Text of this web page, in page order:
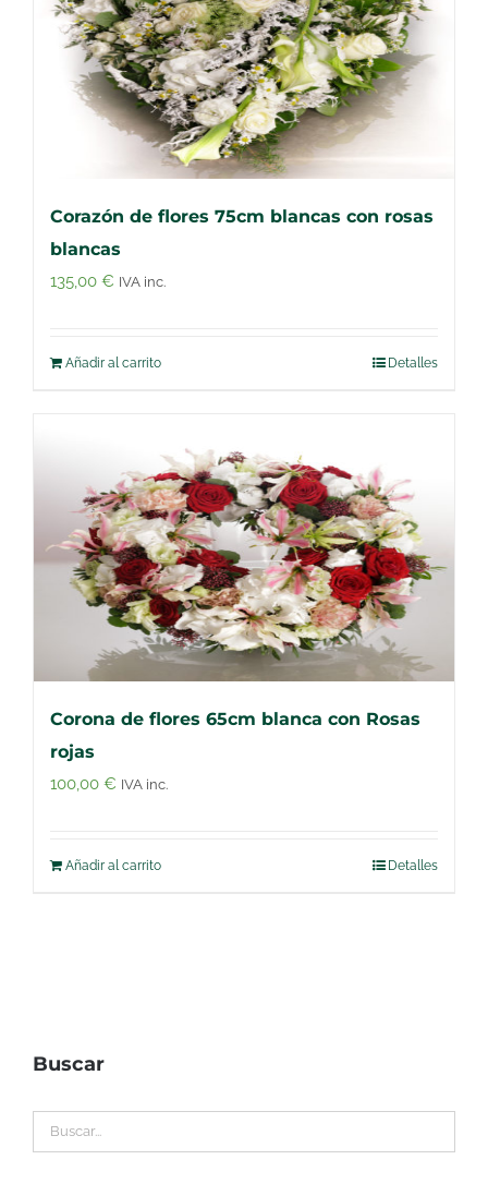
Corazón de flores 75cm blancas con rosas
blancas
135,00 € IVA inc.
Añadir al carrito Detalles
Corona de flores 65cm blanca con Rosas
rojas
100,00 € IVA inc.
Añadir al carrito Detalles
Buscar